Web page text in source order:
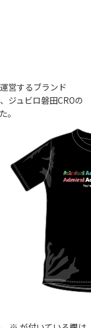
営するブランド
ジュビロ磐田CROの
。